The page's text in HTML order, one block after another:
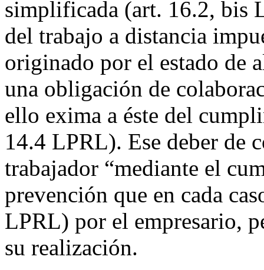
simplificada (art. 16.2, bis
del trabajo a distancia
originado por el estado de
una obligación de
ello exima a éste del
14.4 LPRL). Ese deber de
trabajador “mediante el
prevención que en cada
LPRL) por el empresario,
su realización.